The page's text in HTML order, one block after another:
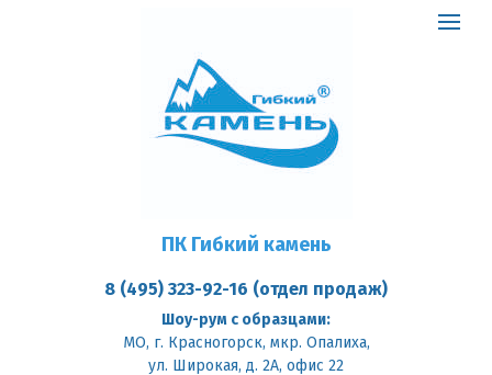
ПК Гибкий камень
8 (495) 323-92-16 (отдел продаж)
Шоу-рум с образцами:
МО, г. Красногорск, мкр. Опалиха,
ул. Широкая, д. 2А, офис 22
Toggle